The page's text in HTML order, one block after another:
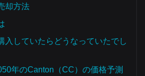
却方法
入していたらどうなっていたでし
年のCanton（CC）の価格予測